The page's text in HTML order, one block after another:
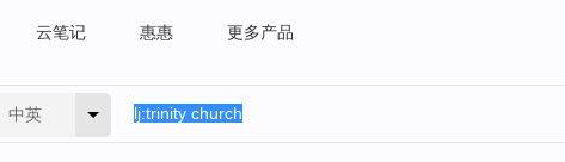
云笔记 惠惠 更多产品
中英